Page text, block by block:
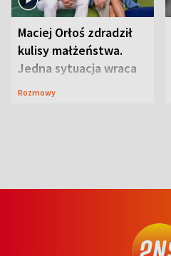
Maciej Orłoś zdradził
kulisy małżeństwa.
Jedna sytuacja wraca
jak bumerang
Rozmowy